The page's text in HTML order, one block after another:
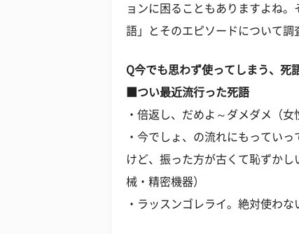
ョンに困ることもありますよね
語」とそのエピソードについて調
Q今でも思わず使ってしまう、死
■つい最近流行った死語
・倍返し、だめよ～ダメダメ（女
・今でしょ、の流れにもってい
けど、振った方が古くて恥ずか
械・精密機器）
・ラッスンゴレライ。絶対使わな